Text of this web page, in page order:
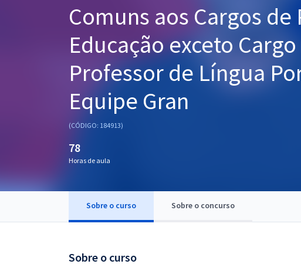
Questões grátis
Conteúdo gratuito
Aprovados
Atendimento
Comuns aos Cargos
Educação exceto Cargo
Professor de Língua
Equipe Gran
(CÓDIGO: 184913)
78
Horas de aula
Sobre o curso Sobre o concurso
Sobre o curso